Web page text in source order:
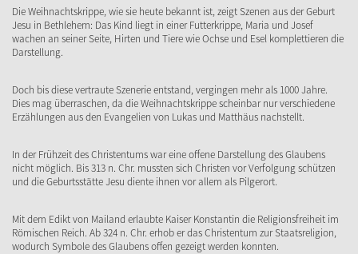
Die Weihnachtskrippe, wie sie heute bekannt ist, zeigt Szenen aus der Geburt
Jesu in Bethlehem: Das Kind liegt in einer Futterkrippe, Maria und Josef
wachen an seiner Seite, Hirten und Tiere wie Ochse und Esel komplettieren die
Darstellung.
Doch bis diese vertraute Szenerie entstand, vergingen mehr als 1000 Jahre.
Dies mag überraschen, da die Weihnachtskrippe scheinbar nur verschiedene
Erzählungen aus den Evangelien von Lukas und Matthäus nachstellt.
In der Frühzeit des Christentums war eine offene Darstellung des Glaubens
nicht möglich. Bis 313 n. Chr. mussten sich Christen vor Verfolgung schützen
und die Geburtsstätte Jesu diente ihnen vor allem als Pilgerort.
Mit dem Edikt von Mailand erlaubte Kaiser Konstantin die Religionsfreiheit im
Römischen Reich. Ab 324 n. Chr. erhob er das Christentum zur Staatsreligion,
wodurch Symbole des Glaubens offen gezeigt werden konnten.